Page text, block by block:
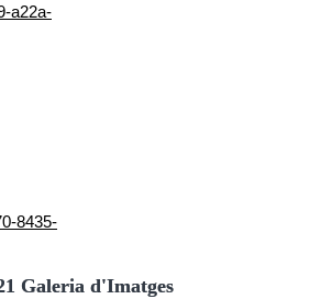
Galeria d'Imatges